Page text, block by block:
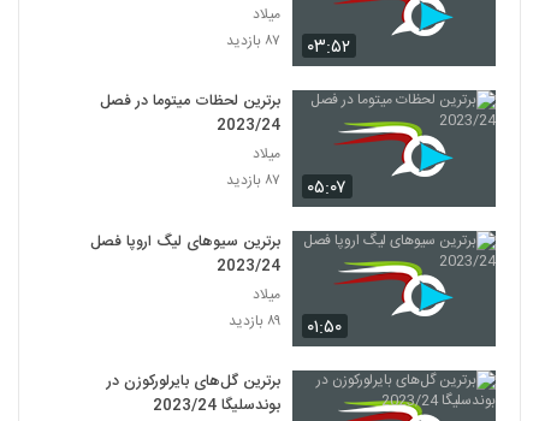
۰۳:۵۲
میلاد
۸۷ بازدید
۰۵:۰۷
برترین لحظات میتوما در فصل
2023/24
میلاد
۸۷ بازدید
۰۱:۵۰
برترین سیوهای لیگ اروپا فصل
2023/24
میلاد
۸۹ بازدید
برترین گل‌های بایرلورکوزن در
بوندسلیگا 2023/24